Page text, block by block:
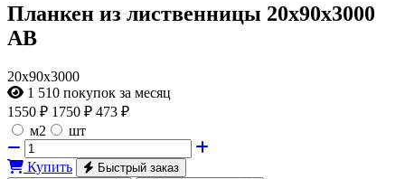
Планкен из лиственницы 20х90х3000
AB
20х90х3000
1 510 покупок за месяц
1550 ₽ 1750 ₽ 473 ₽
м2
шт
Купить
Быстрый заказ